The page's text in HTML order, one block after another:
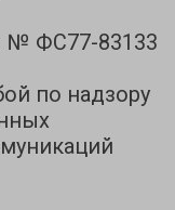
№ ФС77-83133
по надзору